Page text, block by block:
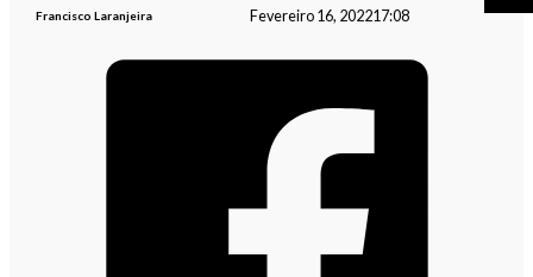
Francisco Laranjeira Fevereiro 16, 202217:08